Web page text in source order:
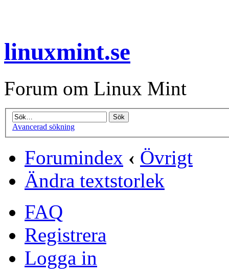
linuxmint.se
Forum om Linux Mint
Avancerad sökning
Forumindex ‹ Övrigt
Ändra textstorlek
FAQ
Registrera
Logga in